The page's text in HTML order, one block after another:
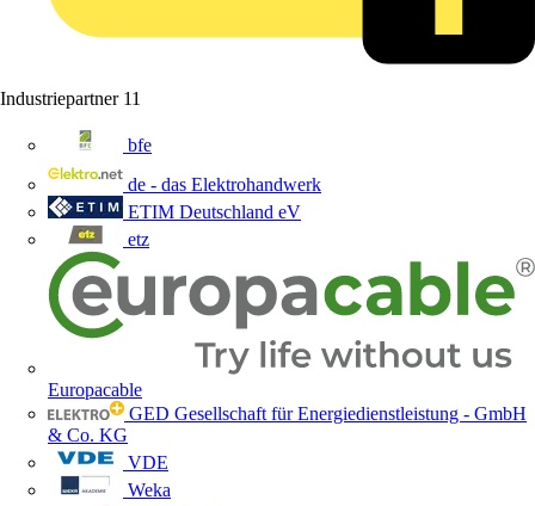
Industriepartner 11
bfe
de - das Elektrohandwerk
ETIM Deutschland eV
etz
Europacable
GED Gesellschaft für Energiedienstleistung - GmbH
& Co. KG
VDE
Weka